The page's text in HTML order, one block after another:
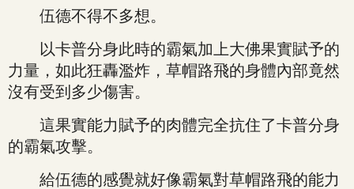
伍德不得不多想。
以卡普分身此時的霸氣加上大佛果實賦予的
力量，如此狂轟濫炸，草帽路飛的身體內部竟然
沒有受到多少傷害。
這果實能力賦予的肉體完全抗住了卡普分身
的霸氣攻擊。
給伍德的感覺就好像霸氣對草帽路飛的能力